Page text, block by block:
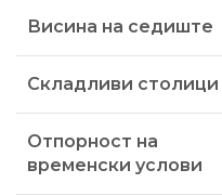
Висина на седиште
Складливи столици
Отпорност на
временски услови